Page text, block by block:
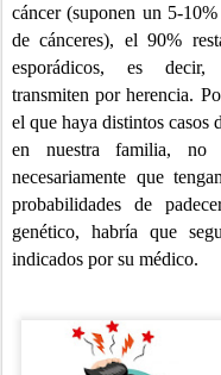
cáncer (suponen un 5-
decánceres), el 90%
esporádicos, es
transmiten porherencia.
el que haya distintos casos
en nuestra familia, no
necesariamente que
probabilidades de
genético, habría que
indicados por su médico.